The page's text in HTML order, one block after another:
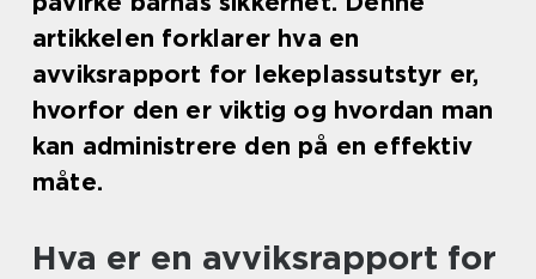
artikkelen forklarer hva en
avviksrapport for lekeplassutstyr er,
hvorfor den er viktig og hvordan man
kan administrere den på en effektiv
måte.
Hva er en avviksrapport for